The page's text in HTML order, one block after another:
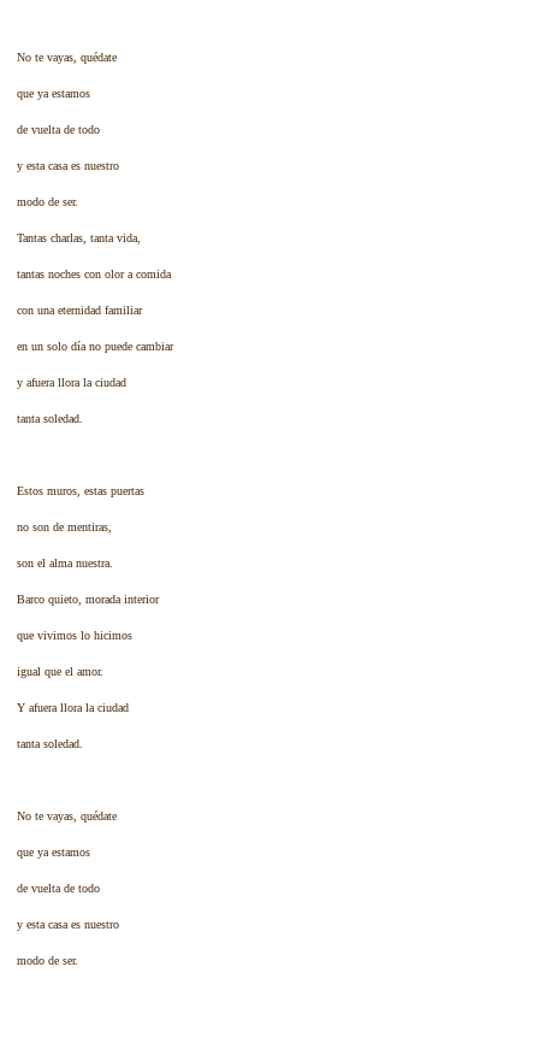
No te vayas, quédate
que ya estamos
de vuelta de todo
y esta casa es nuestro
modo de ser.
Tantas charlas, tanta vida,
tantas noches con olor a comida
con una eternidad familiar
en un solo día no puede cambiar
y afuera llora la ciudad
tanta soledad.
Estos muros, estas puertas
no son de mentiras,
son el alma nuestra.
Barco quieto, morada interior
que vivimos lo hicimos
igual que el amor.
Y afuera llora la ciudad
tanta soledad.
No te vayas, quédate
que ya estamos
de vuelta de todo
y esta casa es nuestro
modo de ser.